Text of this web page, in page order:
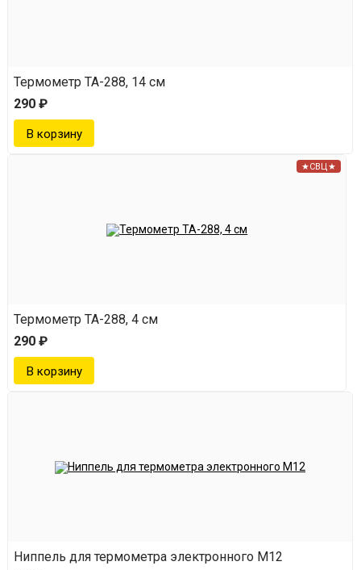
Термометр ТА-288, 14 см
290 ₽
★СВЦ★
Термометр ТА-288, 4 см
290 ₽
Ниппель для термометра электронного М12